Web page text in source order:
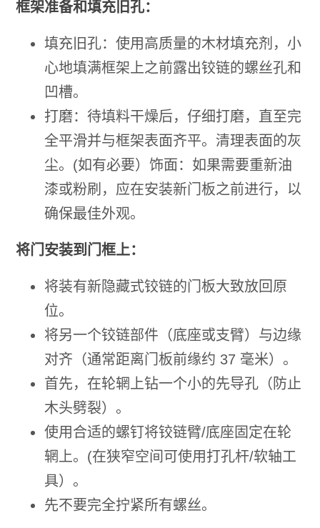
框架准备和填充旧孔：
填充旧孔：使用高质量的木材填充剂，小
心地填满框架上之前露出铰链的螺丝孔和
凹槽。
打磨：待填料干燥后，仔细打磨，直至完
全平滑并与框架表面齐平。清理表面的灰
尘。(如有必要）饰面：如果需要重新油
漆或粉刷，应在安装新门板之前进行，以
确保最佳外观。
将门安装到门框上：
将装有新隐藏式铰链的门板大致放回原
位。
将另一个铰链部件（底座或支臂）与边缘
对齐（通常距离门板前缘约 37 毫米）。
首先，在轮辋上钻一个小的先导孔（防止
木头劈裂）。
使用合适的螺钉将铰链臂/底座固定在轮
辋上。(在狭窄空间可使用打孔杆/软轴工
具）。
先不要完全拧紧所有螺丝。